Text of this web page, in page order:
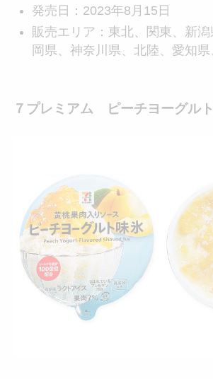
発売日：2023年8月15日
販売エリア：東北、関東、新
岡県、神奈川県、北陸、愛知
７プレミアム ピーチヨーグル